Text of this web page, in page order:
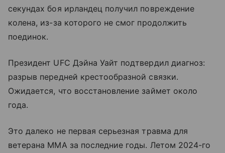
секундах боя ирландец получил повреждение
колена, из-за которого не смог продолжить
поединок.
Президент UFC Дэйна Уайт подтвердил диагноз:
разрыв передней крестообразной связки.
Ожидается, что восстановление займет около
года.
Это далеко не первая серьезная травма для
ветерана ММА за последние годы. Летом 2024-го